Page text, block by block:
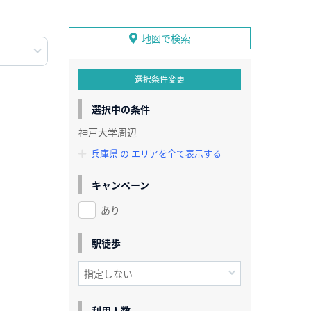
地図で検索
選択条件変更
選択中の条件
神戸大学周辺
兵庫県 の エリアを全て表示する
キャンペーン
あり
駅徒歩